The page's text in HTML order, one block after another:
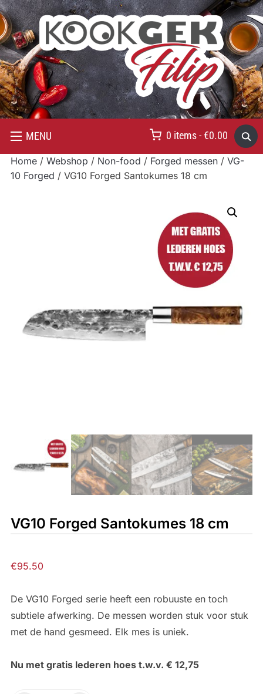
MENU 0 items - €0.00
Home/ Webshop / Non-food / Forged messen/ VG-
10 Forged / VG10 Forged Santokumes 18 cm
VG10 Forged Santokumes 18 cm
€95.50
De VG10 Forged serie heeft een robuuste en toch
subtiele afwerking. De messen worden stuk voor stuk
met de hand gesmeed. Elk mes is uniek.
Nu met gratis lederen hoes t.w.v. € 12,75